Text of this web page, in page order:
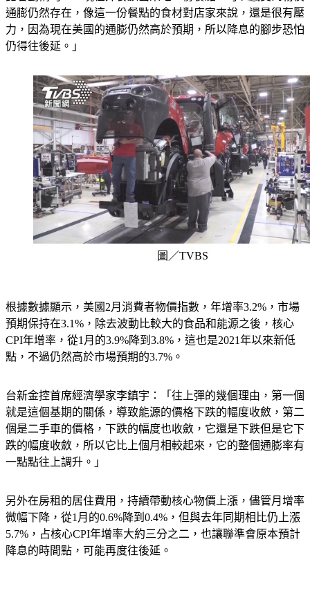
記者劉俐均：「現在外食族出來吃一份餐點，可以感受到物價
通膨仍然存在，像這一份餐點的食材對店家來說，還是很有壓
力，因為現在美國的通膨仍然高於預期，所以降息的腳步恐怕
根據數據顯示，美國2月消費者物價指數，年增率3.2%，市場
預期保持在3.1%，除去波動比較大的食品和能源之後，核心
CPI年增率，從1月的3.9%降到3.8%，這也是2021年以來新低
台新金控首席經濟學家李鎮宇：「往上彈的幾個理由，第一個
就是這個基期的關係，導致能源的價格下跌的幅度收斂，第二
個是二手車的價格，下跌的幅度也收斂，它還是下跌但是它下
跌的幅度收斂，所以它比上個月相較起來，它的整個通膨率有
另外在房租的居住費用，持續帶動核心物價上漲，儘管月增率
微幅下降，從1月的0.6%降到0.4%，但與去年同期相比仍上漲
5.7%，占核心CPI年增率大約三分之二，也讓聯準會原本預計